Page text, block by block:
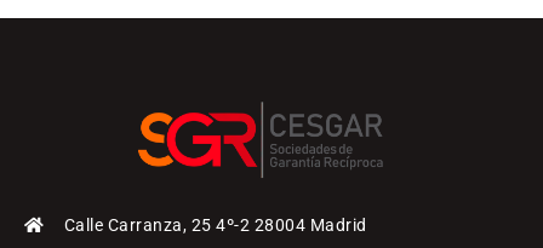
Calle Carranza, 25 4º-2 28004 Madrid